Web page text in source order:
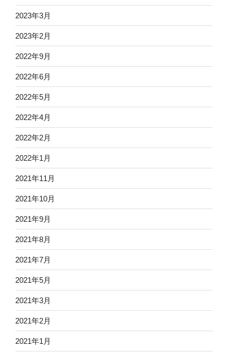
2023年3月
2023年2月
2022年9月
2022年6月
2022年5月
2022年4月
2022年2月
2022年1月
2021年11月
2021年10月
2021年9月
2021年8月
2021年7月
2021年5月
2021年3月
2021年2月
2021年1月